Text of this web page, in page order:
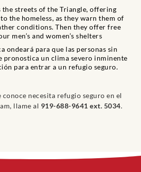
the streets of the Triangle, offering
the homeless, as they warn them of
conditions. Then they offer free
men’s and women’s shelters
ondeará para que las personas sin
pronostica un clima severo inminente
para entrar a un refugio seguro.
conoce necesita refugio seguro en el
llame al 919-688-9641 ext. 5034.